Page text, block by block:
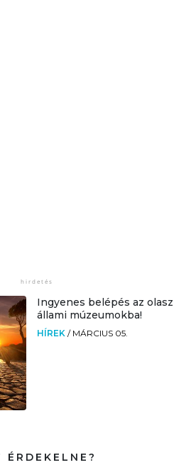
Ingyenes belépés az olasz
állami múzeumokba!
HÍREK / MÁRCIUS 05.